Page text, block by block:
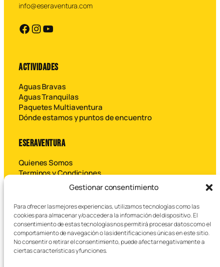
Gestionar consentimiento
Para ofrecer las mejores experiencias, utilizamos tecnologías como las
cookies para almacenar y/o acceder a la información del dispositivo. El
consentimiento de estas tecnologías nos permitirá procesar datos como el
comportamiento de navegación o las identificaciones únicas en este sitio.
No consentir o retirar el consentimiento, puede afectar negativamente a
ciertas características y funciones.
info@eseraventura.com
https://facebook.com https://instagram.com YouTube
ACTIVIDADES
Aguas Bravas
Aguas Tranquilas
Paquetes Multiaventura
Dónde estamos y puntos de encuentro
ESERAVENTURA
Quienes Somos
Terminos y Condiciones
B
u
s
c
a